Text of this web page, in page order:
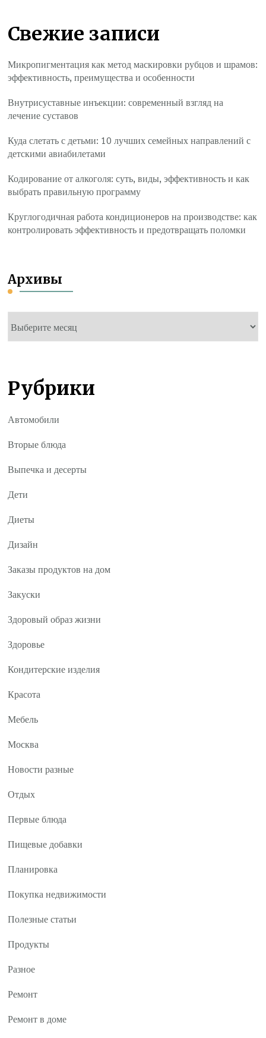
Свежие записи
Микропигментация как метод маскировки рубцов и шрамов:
эффективность, преимущества и особенности
Внутрисуставные инъекции: современный взгляд на
лечение суставов
Куда слетать с детьми: 10 лучших семейных направлений с
детскими авиабилетами
Кодирование от алкоголя: суть, виды, эффективность и как
выбрать правильную программу
Круглогодичная работа кондиционеров на производстве: как
контролировать эффективность и предотвращать поломки
Архивы
Рубрики
Автомобили
Вторые блюда
Выпечка и десерты
Дети
Диеты
Дизайн
Заказы продуктов на дом
Закуски
Здоровый образ жизни
Здоровье
Кондитерские изделия
Красота
Мебель
Москва
Новости разные
Отдых
Первые блюда
Пищевые добавки
Планировка
Покупка недвижимости
Полезные статьи
Продукты
Разное
Ремонт
Ремонт в доме